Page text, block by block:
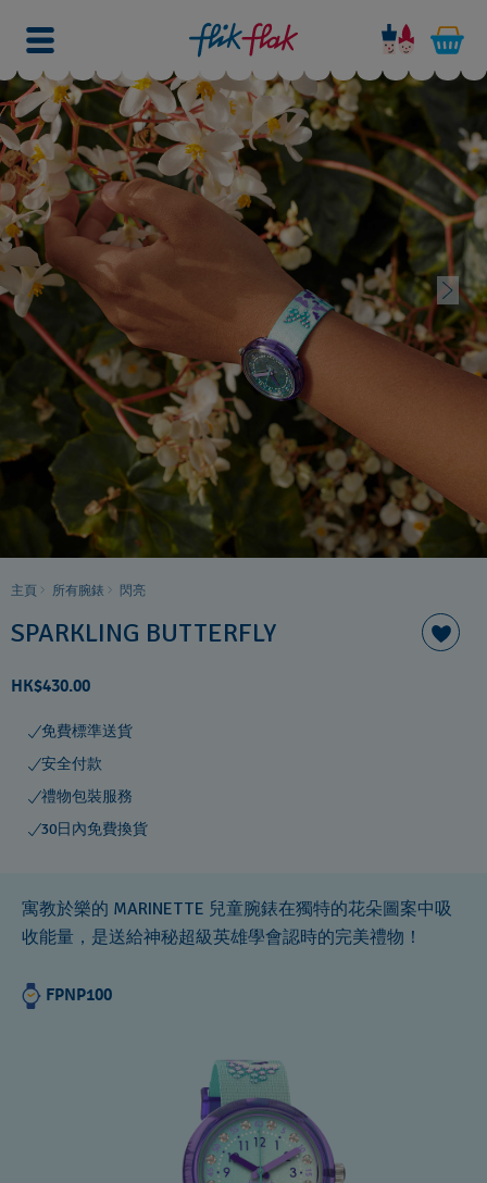
主頁 所有腕錶 閃亮
SPARKLING BUTTERFLY
HK$430.00
免費標準送貨
安全付款
禮物包裝服務
30日內免費換貨
寓教於樂的 MARINETTE 兒童腕錶在獨特的花朵圖案中吸
收能量，是送給神秘超級英雄學會認時的完美禮物！
FPNP100